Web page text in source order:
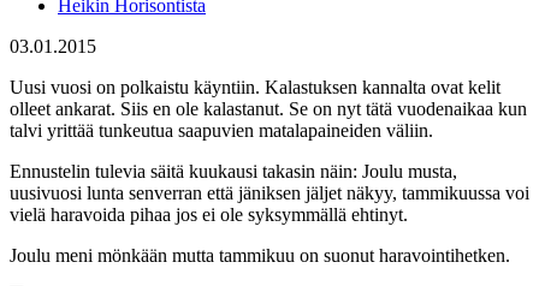
Heikin Horisontista
03.01.2015
Uusi vuosi on polkaistu käyntiin. Kalastuksen kannalta ovat kelit
olleet ankarat. Siis en ole kalastanut. Se on nyt tätä vuodenaikaa kun
talvi yrittää tunkeutua saapuvien matalapaineiden väliin.
Ennustelin tulevia säitä kuukausi takasin näin: Joulu musta,
uusivuosi lunta senverran että jäniksen jäljet näkyy, tammikuussa voi
vielä haravoida pihaa jos ei ole syksymmällä ehtinyt.
Joulu meni mönkään mutta tammikuu on suonut haravointihetken.